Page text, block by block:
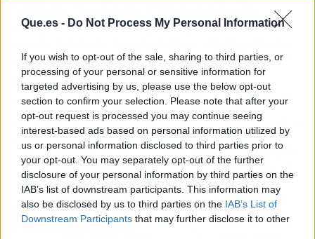
Que.es - Do Not Process My Personal Information
If you wish to opt-out of the sale, sharing to third parties, or
processing of your personal or sensitive information for
targeted advertising by us, please use the below opt-out
section to confirm your selection. Please note that after your
opt-out request is processed you may continue seeing
interest-based ads based on personal information utilized by
us or personal information disclosed to third parties prior to
your opt-out. You may separately opt-out of the further
disclosure of your personal information by third parties on the
IAB’s list of downstream participants. This information may
also be disclosed by us to third parties on the IAB’s List of
Downstream Participants that may further disclose it to other
energía diaria no siempre implica realizar un
en las que el organismo lleva a cabo sus
procesos naturales de recuperación.
Artículo anterior
El nuevo gel reductor de
Mercadona frena la
presoterapia y causa un
efecto tipazo al instante
por solo 8 euros
Artículo siguiente
Cinco platos españoles
que los extranjeros piden
en TikTok, mal hechos